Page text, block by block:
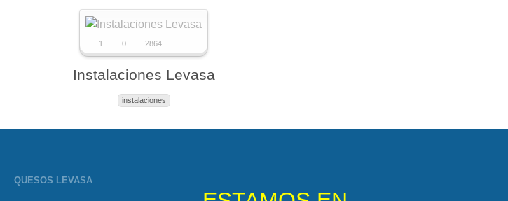
1 0 2864
Instalaciones Levasa
instalaciones
QUESOS LEVASA